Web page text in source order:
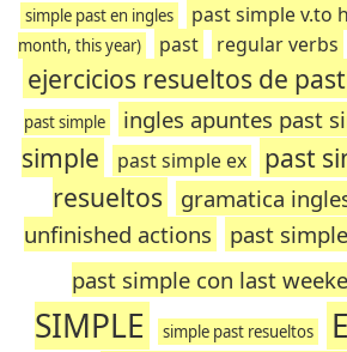
simple past en ingles past simple v.to
month, this year)
past regular verbs
ejercicios resueltos de
past simple
ingles apuntes past
simple
past simple ex
past
resueltos
gramatica
unfinished actions
past
past simple con last
SIMPLE
simple past resueltos